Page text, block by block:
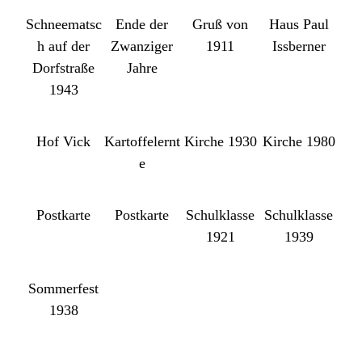
Schneematsc
h auf der
Dorfstraße
1943
Ende der
Zwanziger
Jahre
Gruß von
1911
Haus Paul
Issberner
Hof Vick
Kartoffelernt
e
Kirche 1930 Kirche 1980
Postkarte Postkarte
Schulklasse
1921
Schulklasse
1939
Sommerfest
1938